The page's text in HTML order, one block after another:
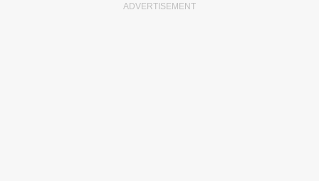
ADVERTISEMENT